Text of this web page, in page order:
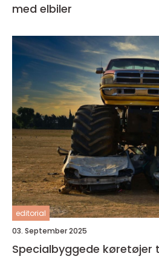
med elbiler
editorial
03. September 2025
Specialbyggede køretøjer